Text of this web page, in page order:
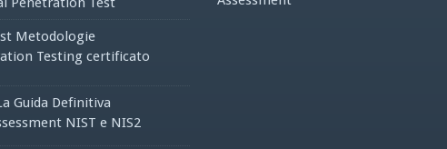
Metodologie
Testing certificato
Guida Definitiva
NIST e NIS2